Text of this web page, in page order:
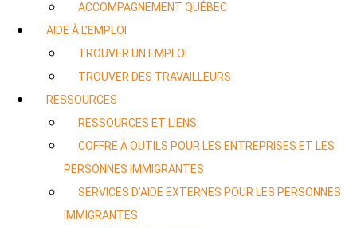
ACCOMPAGNEMENT QUÉBEC
AIDE À L’EMPLOI
TROUVER UN EMPLOI
TROUVER DES TRAVAILLEURS
RESSOURCES
RESSOURCES ET LIENS
COFFRE À OUTILS POUR LES ENTREPRISES ET LES
PERSONNES IMMIGRANTES
SERVICES D’AIDE EXTERNES POUR LES PERSONNES
IMMIGRANTES